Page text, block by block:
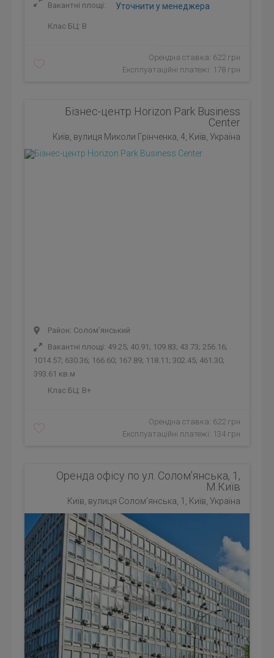
Вакантні площі: Уточнити у менеджера
Клас БЦ: B
Орендна ставка: 622 грн
Експлуатаційні платежі: 178 грн
Бізнес-центр Horizon Park Business
Center
Київ, вулиця Миколи Грінченка, 4, Київ, Україна
Район: Солом'янський
Вакантні площі: 49.25; 40.91; 109.83; 43.73; 256.16;
1014.57; 630.36; 166.60; 167.89; 118.11; 302.45; 461.30;
393.61 кв.м
Клас БЦ: B+
Орендна ставка: 622 грн
Експлуатаційні платежі: 134 грн
Оренда офісу по ул. Солом'янська, 1,
М.Київ
Київ, вулиця Солом'янська, 1, Київ, Україна